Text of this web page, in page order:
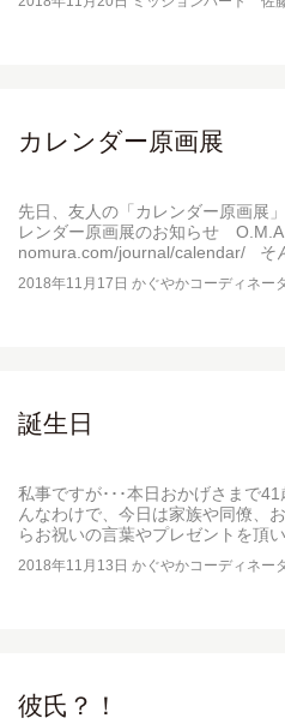
カレンダー原画展
先日、友人の「カレンダー原画
レンダー原画展のお知らせ
nomura.com/journal/calendar/ そ
2018年11月17日 かぐやかコーディネ
誕生日
私事ですが･･･本日おかげさまで
んなわけで、今日は家族や同僚、
らお祝いの言葉やプレゼントを頂
2018年11月13日 かぐやかコーディネ
彼氏？！